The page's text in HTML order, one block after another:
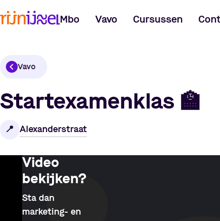
Mbo Vavo Cursussen
Vavo
Startexamenklas 🏫
📍 Alexanderstraat
Video
bekijken?
Sta dan
marketing- en